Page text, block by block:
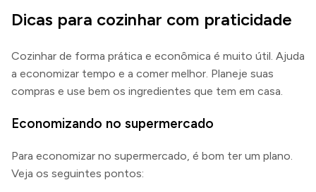
Dicas para cozinhar com praticidade
Cozinhar de forma prática e econômica é muito útil. Ajuda
a economizar tempo e a comer melhor. Planeje suas
compras e use bem os ingredientes que tem em casa.
Economizando no supermercado
Para economizar no supermercado, é bom ter um plano.
Veja os seguintes pontos: